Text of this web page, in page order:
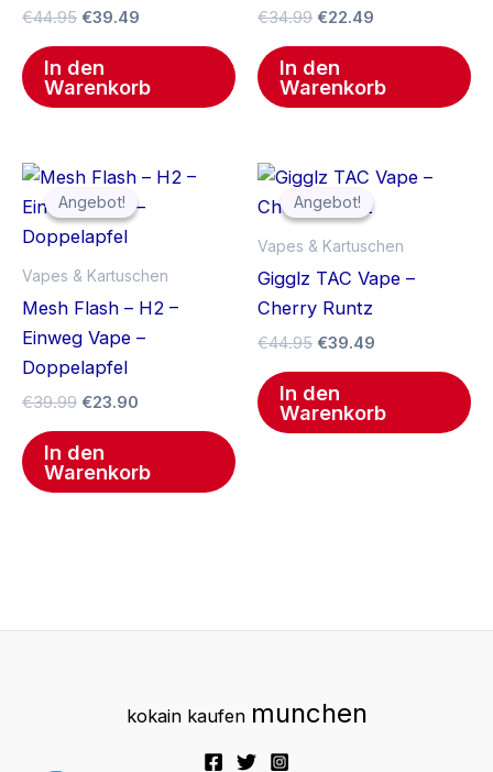
€44.95 €39.49
In den
Warenkorb
€34.99 €22.49
In den
Warenkorb
Angebot!
Angebot!
Vapes & Kartuschen
Mesh Flash – H2 –
Einweg Vape –
Doppelapfel
€39.99
Ursprünglicher
Preis
war:
€39.99
€23.90
Aktueller
ist:
In den
Warenkorb
Angebot!
Angebot!
Vapes & Kartuschen
Gigglz TAC Vape –
Cherry Runtz
€44.95
Ursprünglicher
Preis
war:
€39.49
Aktueller
Preis
In den
Warenkorb
kokain kaufen munchen